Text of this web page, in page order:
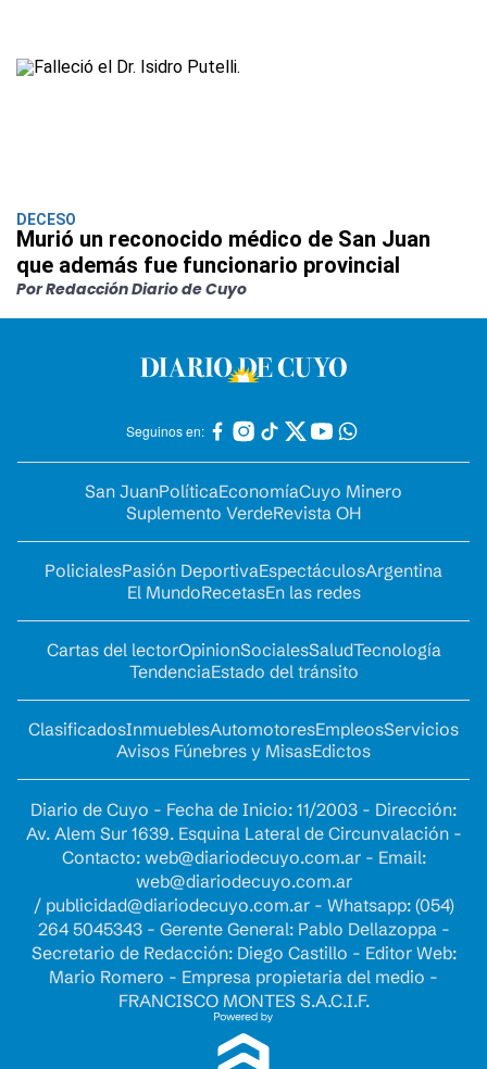
DECESO
Murió un reconocido médico de San Juan
que además fue funcionario provincial
Por Redacción Diario de Cuyo
Seguinos en:
San JuanPolíticaEconomíaCuyo Minero
Suplemento VerdeRevista OH
PolicialesPasión DeportivaEspectáculosArgentina
El MundoRecetasEn las redes
Cartas del lectorOpinionSocialesSaludTecnología
TendenciaEstado del tránsito
ClasificadosInmueblesAutomotoresEmpleosServicios
Avisos Fúnebres y MisasEdictos
Diario de Cuyo - Fecha de Inicio: 11/2003 - Dirección:
Av. Alem Sur 1639. Esquina Lateral de Circunvalación -
Contacto: web@diariodecuyo.com.ar- Email:
web@diariodecuyo.com.ar
/ publicidad@diariodecuyo.com.ar- Whatsapp: (054)
264 5045343 - Gerente General: Pablo Dellazoppa -
Secretario de Redacción: Diego Castillo - Editor Web:
Mario Romero - Empresa propietaria del medio -
FRANCISCO MONTES S.A.C.I.F.